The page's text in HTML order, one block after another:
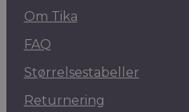
Om Tika
FAQ
Størrelsestabeller
Returnering